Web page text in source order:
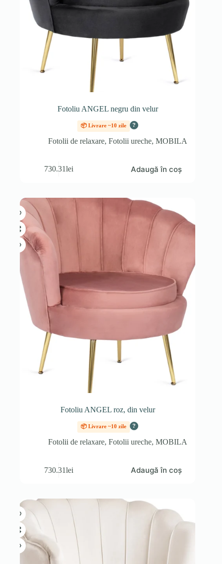
Fotoliu ANGEL negru din velur
📦 Livrare ~10 zile ?
Fotolii de relaxare, Fotolii ureche, MOBILA
730.31lei Adaugă în coș
Fotoliu ANGEL roz, din velur
📦 Livrare ~10 zile ?
Fotolii de relaxare, Fotolii ureche, MOBILA
730.31lei Adaugă în coș